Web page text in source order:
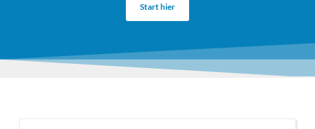
Start hier